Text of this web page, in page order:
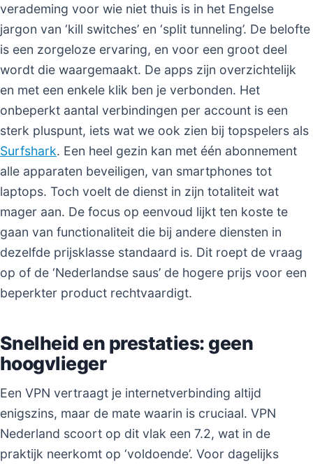
verademing voor wie niet thuis is in het Engelse
jargon van ‘kill switches’ en ‘split tunneling’. De belofte
is een zorgeloze ervaring, en voor een groot deel
wordt die waargemaakt. De apps zijn overzichtelijk
en met een enkele klik ben je verbonden. Het
onbeperkt aantal verbindingen per account is een
sterk pluspunt, iets wat we ook zien bij topspelers als
Surfshark. Een heel gezin kan met één abonnement
alle apparaten beveiligen, van smartphones tot
laptops. Toch voelt de dienst in zijn totaliteit wat
mager aan. De focus op eenvoud lijkt ten koste te
gaan van functionaliteit die bij andere diensten in
dezelfde prijsklasse standaard is. Dit roept de vraag
op of de ‘Nederlandse saus’ de hogere prijs voor een
beperkter product rechtvaardigt.
Snelheid en prestaties: geen
hoogvlieger
Een VPN vertraagt je internetverbinding altijd
enigszins, maar de mate waarin is cruciaal. VPN
Nederland scoort op dit vlak een 7.2, wat in de
praktijk neerkomt op ‘voldoende’. Voor dagelijks